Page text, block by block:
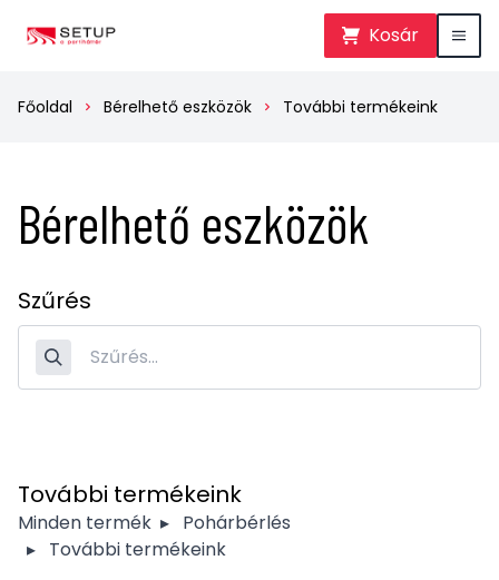
Kosár
Főoldal Bérelhető eszközök További termékeink
Bérelhető eszközök
Szűrés
További termékeink
Minden termék ▸ Pohárbérlés
▸ További termékeink